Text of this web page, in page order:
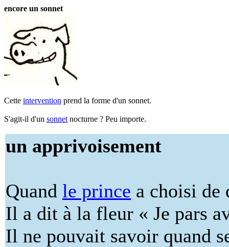
encore un sonnet
Cette intervention prend la forme d'un sonnet.
S'agit-il d'un sonnet nocturne ? Peu importe.
un apprivoisement
Quand le prince a choisi de
Il a dit à la fleur « Je pars
Il ne pouvait savoir quand